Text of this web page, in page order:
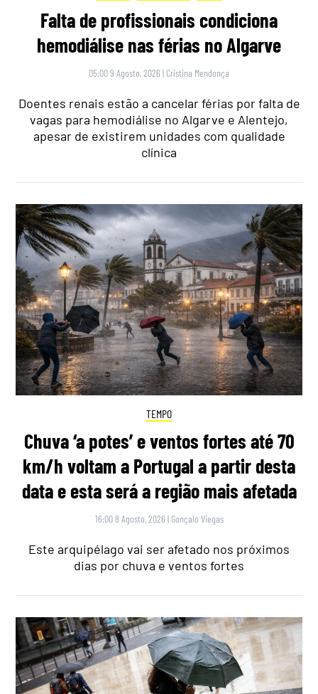
Falta de profissionais condiciona
hemodiálise nas férias no Algarve
05:00 9 Agosto, 2026 | Cristina Mendonça
Doentes renais estão a cancelar férias por falta de
vagas para hemodiálise no Algarve e Alentejo,
apesar de existirem unidades com qualidade
clínica
TEMPO
Chuva ‘a potes’ e ventos fortes até 70
km/h voltam a Portugal a partir desta
data e esta será a região mais afetada
16:00 8 Agosto, 2026 | Gonçalo Viegas
Este arquipélago vai ser afetado nos próximos
dias por chuva e ventos fortes